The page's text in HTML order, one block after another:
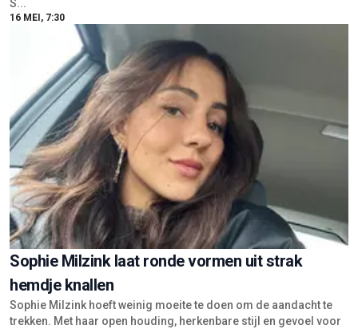
S...
16 MEI, 7:30
Sophie Milzink laat ronde vormen uit strak
hemdje knallen
Sophie Milzink hoeft weinig moeite te doen om de aandacht te
trekken. Met haar open houding, herkenbare stijl en gevoel voor